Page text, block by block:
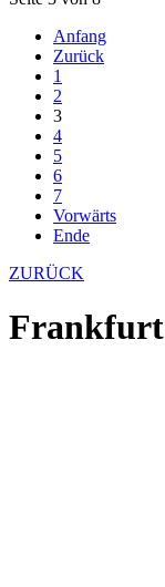
Anfang
Zurück
1
2
3
4
5
6
7
Vorwärts
Ende
ZURÜCK
Frankfurt